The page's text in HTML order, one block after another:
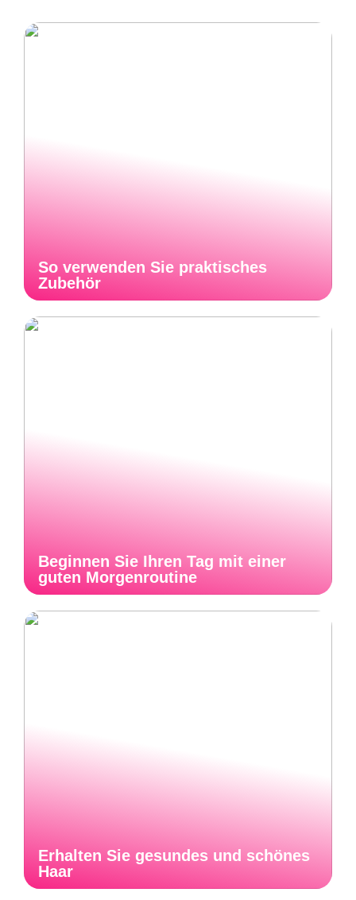
So verwenden Sie praktisches
Zubehör
Beginnen Sie Ihren Tag mit einer
guten Morgenroutine
Erhalten Sie gesundes und schönes
Haar